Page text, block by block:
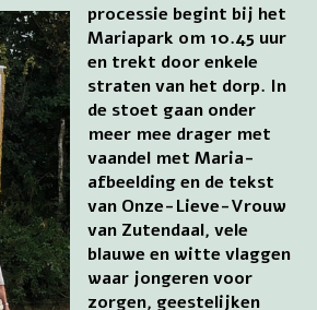
processie begint bij het
Mariapark om 10.45 uur
en trekt door enkele
straten van het dorp. In
de stoet gaan onder
meer mee drager met
vaandel met Maria-
afbeelding en de tekst
van Onze-Lieve-Vrouw
van Zutendaal, vele
blauwe en witte vlaggen
waar jongeren voor
zorgen, geestelijken